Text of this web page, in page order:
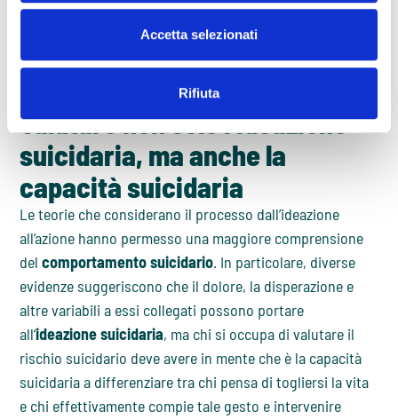
Accetta selezionati
Rifiuta
individuali) la cui interazione determina il comportamento
suicidario.
Valutare non solo l’ideazione
suicidaria, ma anche la
capacità suicidaria
Le teorie che considerano il processo dall’ideazione
all’azione hanno permesso una maggiore comprensione
delcomportamento suicidario. In particolare, diverse
evidenze suggeriscono che il dolore, la disperazione e
altre variabili a essi collegati possono portare
all’ideazione suicidaria, ma chi si occupa di valutare il
rischio suicidario deve avere in mente che è la capacità
suicidaria a differenziare tra chi pensa di togliersi la vita
e chi effettivamente compie tale gesto e intervenire